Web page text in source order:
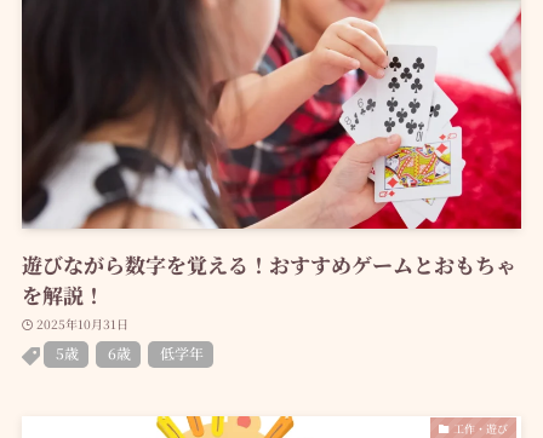
遊びながら数字を覚える！おすすめゲームとおもちゃ
を解説！
2025年10月31日
5歳 6歳 低学年
工作・遊び